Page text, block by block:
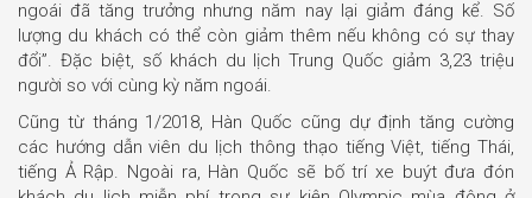
ngoái đã tăng trưởng nhưng năm nay lại giảm đáng kể. Số
lượng du khách có thể còn giảm thêm nếu không có sự thay
đổi”. Đặc biệt, số khách du lịch Trung Quốc giảm 3,23 triệu
người so với cùng kỳ năm ngoái.
Cũng từ tháng 1/2018, Hàn Quốc cũng dự định tăng cường
các hướng dẫn viên du lịch thông thạo tiếng Việt, tiếng Thái,
tiếng Ả Rập. Ngoài ra, Hàn Quốc sẽ bố trí xe buýt đưa đón